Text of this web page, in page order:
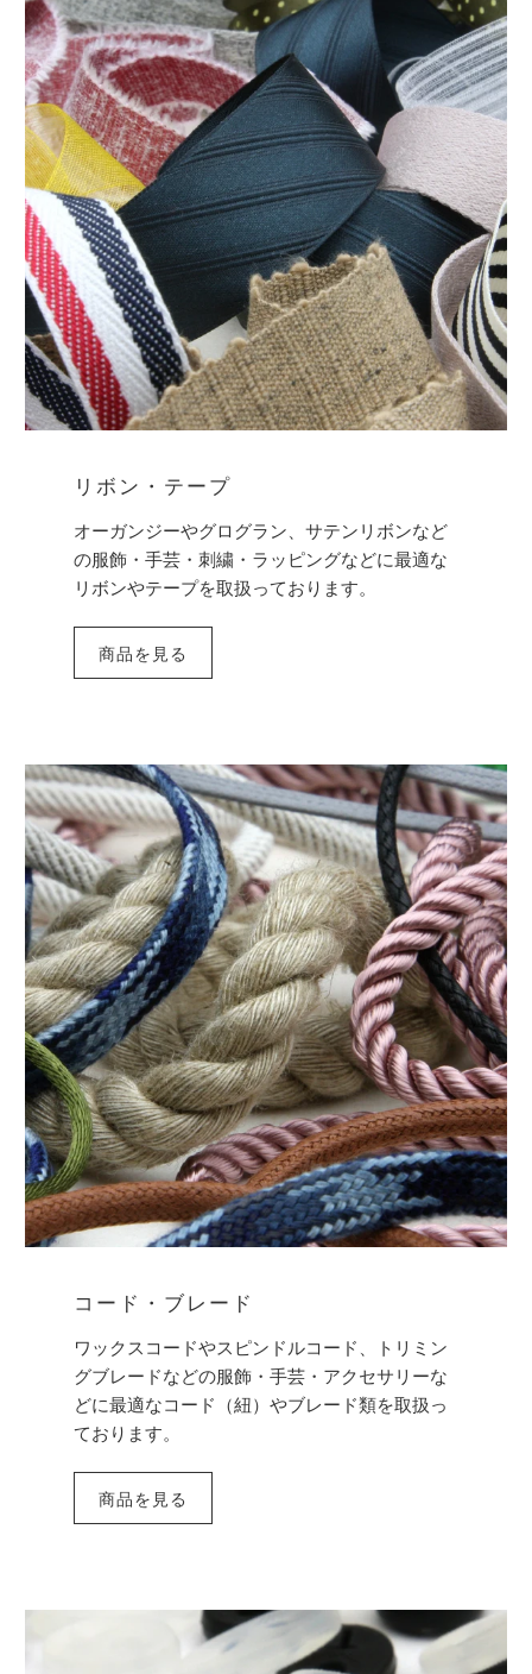
リボン・テープ
オーガンジーやグログラン、サテンリボンなど
の服飾・手芸・刺繍・ラッピングなどに最適な
リボンやテープを取扱っております。
商品を見る
コード・ブレード
ワックスコードやスピンドルコード、トリミン
グブレードなどの服飾・手芸・アクセサリーな
どに最適なコード（紐）やブレード類を取扱っ
ております。
商品を見る